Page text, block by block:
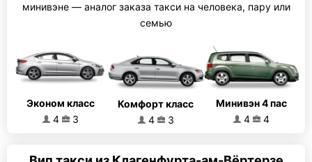
минивэне — аналог заказа такси на человека, пару или
семью
Эконом класс
4
3
Комфорт класс
4
3
Минивэн 4 пас
4
4